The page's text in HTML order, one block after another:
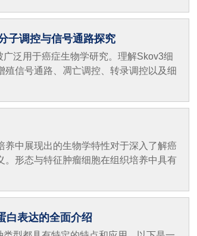
子调控与信号通路探究
泛用于癌症生物学研究。理解Skov3细
信号通路、凋亡调控、转录调控以及细
中展现出的生物学特性对于深入了解癌
形态与特征肿瘤细胞在组织培养中具有
白表达的全面介绍